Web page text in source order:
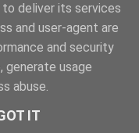
deliver its services
and user-agent are
and security
generate usage
abuse.
IT